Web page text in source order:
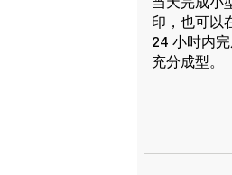
印，也可以
24 小时内
充分成型。